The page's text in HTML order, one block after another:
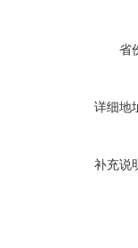
省
详细地
补充说